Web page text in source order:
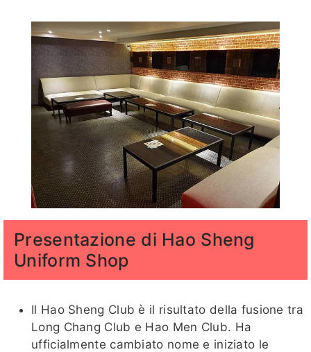
Presentazione di Hao Sheng
Uniform Shop
Il Hao Sheng Club è il risultato della fusione tra
Long Chang Club e Hao Men Club. Ha
ufficialmente cambiato nome e iniziato le